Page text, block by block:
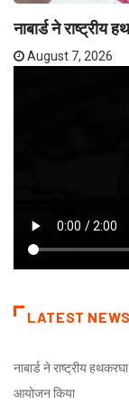
नाबार्ड ने
August 7, 2026
LATEST NEWS
नाबार्ड ने राष्ट्रीय
आयोजन किया